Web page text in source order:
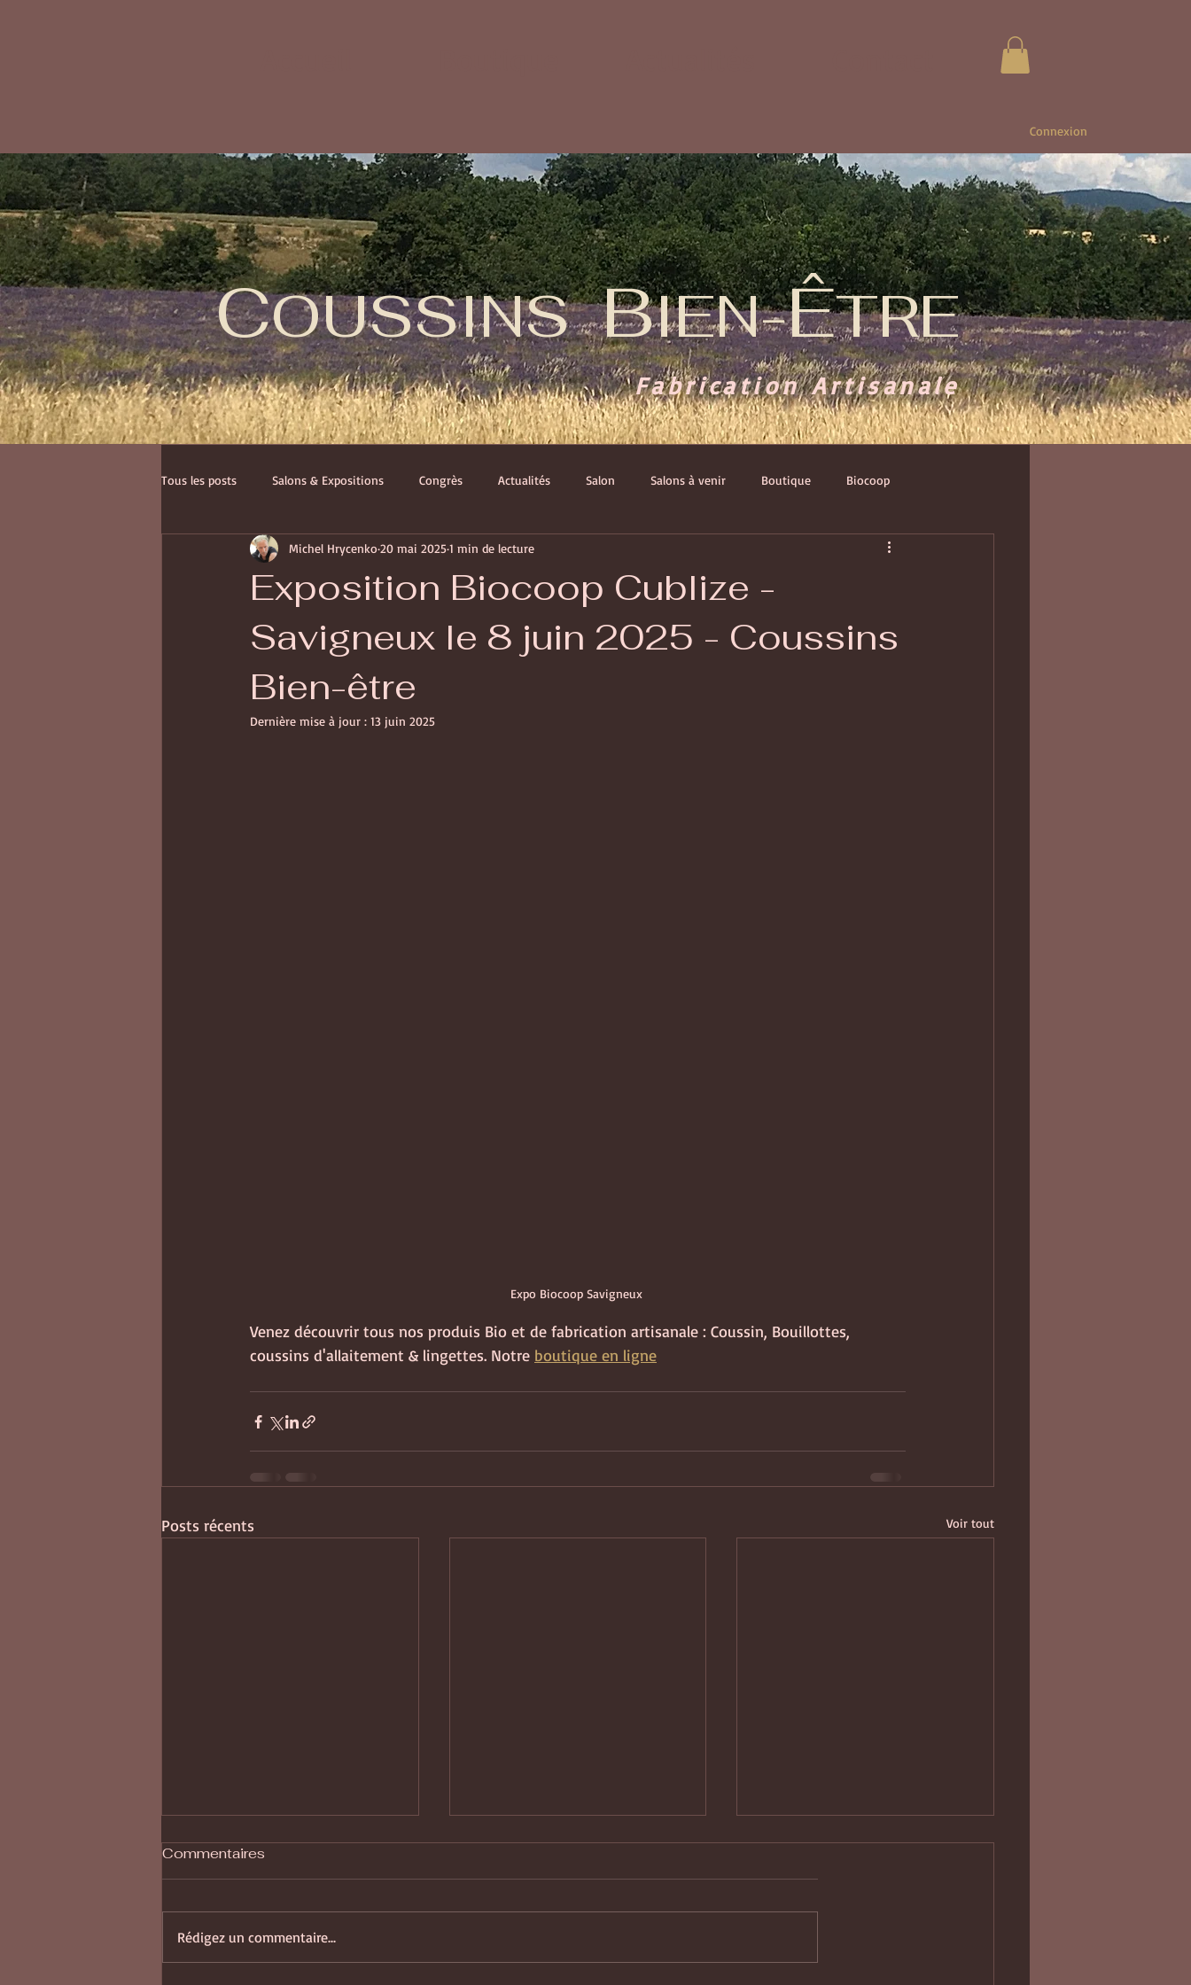
Connexion
COUSSINSBIEN-ÊTRE
Fabrication Artisanale
Tous les posts Salons & Expositions Congrès Actualités Salon Salons à venir Boutique Biocoop
Petit épeautre Santé Allergies
Exposition Biocoop Cublize -
Savigneux le 8 juin 2025 - Coussins
Bien-être
Michel Hrycenko 20 mai 20251 min de lecture
Dernière mise à jour : 13 juin 2025
Expo Biocoop Savigneux
Venez découvrir tous nos produis Bio et de fabrication artisanale : Coussin, Bouillottes,
coussins d'allaitement & lingettes. Notre boutique en ligne
Posts récents Voir tout
Commentaires
Rédigez un commentaire...